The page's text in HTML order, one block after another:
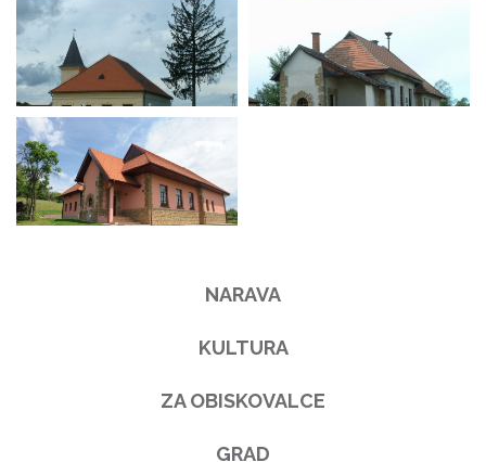
NARAVA
KULTURA
ZA OBISKOVALCE
GRAD